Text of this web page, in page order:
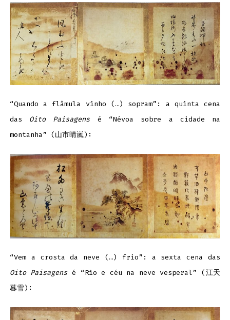
“Quando a flâmula vinho (…) sopram”: a quinta cena
das Oito Paisagensé “Névoa sobre a cidade na
montanha” (山市晴嵐):
“Vem a crosta da neve (…) frio”: a sexta cena das
Oito Paisagensé “Rio e céu na neve vesperal” (江天
暮雪):